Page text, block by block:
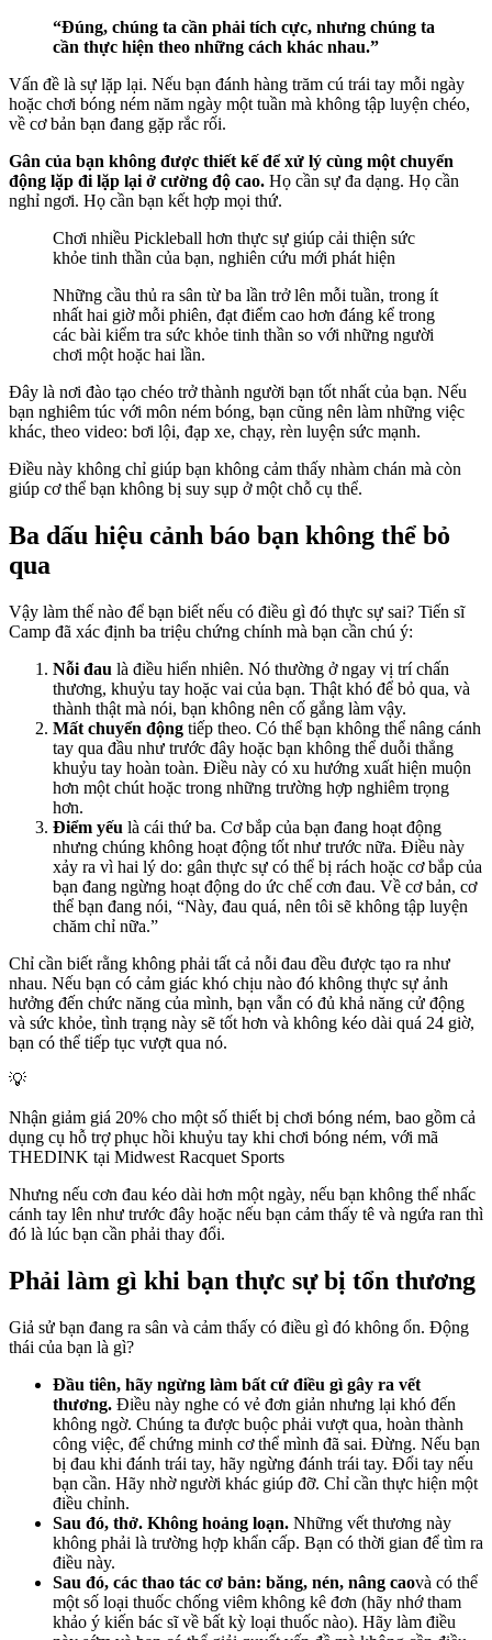
“Đúng, chúng ta cần phải tích cực, nhưng chúng ta
cần thực hiện theo những cách khác nhau.”
Vấn đề là sự lặp lại. Nếu bạn đánh hàng trăm cú trái tay mỗi ngày
hoặc chơi bóng ném năm ngày một tuần mà không tập luyện chéo,
về cơ bản bạn đang gặp rắc rối.
Gân của bạn không được thiết kế để xử lý cùng một chuyển
động lặp đi lặp lại ở cường độ cao. Họ cần sự đa dạng. Họ cần
nghỉ ngơi. Họ cần bạn kết hợp mọi thứ.
Chơi nhiều Pickleball hơn thực sự giúp cải thiện sức
khỏe tinh thần của bạn, nghiên cứu mới phát hiện
Những cầu thủ ra sân từ ba lần trở lên mỗi tuần, trong ít
nhất hai giờ mỗi phiên, đạt điểm cao hơn đáng kể trong
các bài kiểm tra sức khỏe tinh thần so với những người
chơi một hoặc hai lần.
Đây là nơi đào tạo chéo trở thành người bạn tốt nhất của bạn. Nếu
bạn nghiêm túc với môn ném bóng, bạn cũng nên làm những việc
khác, theo video: bơi lội, đạp xe, chạy, rèn luyện sức mạnh.
Điều này không chỉ giúp bạn không cảm thấy nhàm chán mà còn
giúp cơ thể bạn không bị suy sụp ở một chỗ cụ thể.
Ba dấu hiệu cảnh báo bạn không thể bỏ
qua
Vậy làm thế nào để bạn biết nếu có điều gì đó thực sự sai? Tiến sĩ
Camp đã xác định ba triệu chứng chính mà bạn cần chú ý:
Nỗi đau là điều hiển nhiên. Nó thường ở ngay vị trí chấn
thương, khuỷu tay hoặc vai của bạn. Thật khó để bỏ qua, và
thành thật mà nói, bạn không nên cố gắng làm vậy.
Mất chuyển động tiếp theo. Có thể bạn không thể nâng cánh
tay qua đầu như trước đây hoặc bạn không thể duỗi thẳng
khuỷu tay hoàn toàn. Điều này có xu hướng xuất hiện muộn
hơn một chút hoặc trong những trường hợp nghiêm trọng
hơn.
Điểm yếu là cái thứ ba. Cơ bắp của bạn đang hoạt động
nhưng chúng không hoạt động tốt như trước nữa. Điều này
xảy ra vì hai lý do: gân thực sự có thể bị rách hoặc cơ bắp của
bạn đang ngừng hoạt động do ức chế cơn đau. Về cơ bản, cơ
thể bạn đang nói, “Này, đau quá, nên tôi sẽ không tập luyện
chăm chỉ nữa.”
Chỉ cần biết rằng không phải tất cả nỗi đau đều được tạo ra như
nhau. Nếu bạn có cảm giác khó chịu nào đó không thực sự ảnh
hưởng đến chức năng của mình, bạn vẫn có đủ khả năng cử động
và sức khỏe, tình trạng này sẽ tốt hơn và không kéo dài quá 24 giờ,
bạn có thể tiếp tục vượt qua nó.
💡
Nhận giảm giá 20% cho một số thiết bị chơi bóng ném, bao gồm cả
dụng cụ hỗ trợ phục hồi khuỷu tay khi chơi bóng ném, với mã
THEDINK tại Midwest Racquet Sports
Nhưng nếu cơn đau kéo dài hơn một ngày, nếu bạn không thể nhấc
cánh tay lên như trước đây hoặc nếu bạn cảm thấy tê và ngứa ran thì
đó là lúc bạn cần phải thay đổi.
Phải làm gì khi bạn thực sự bị tổn thương
Giả sử bạn đang ra sân và cảm thấy có điều gì đó không ổn. Động
thái của bạn là gì?
Đầu tiên, hãy ngừng làm bất cứ điều gì gây ra vết
thương. Điều này nghe có vẻ đơn giản nhưng lại khó đến
không ngờ. Chúng ta được buộc phải vượt qua, hoàn thành
công việc, để chứng minh cơ thể mình đã sai. Đừng. Nếu bạn
bị đau khi đánh trái tay, hãy ngừng đánh trái tay. Đổi tay nếu
bạn cần. Hãy nhờ người khác giúp đỡ. Chỉ cần thực hiện một
điều chỉnh.
Sau đó, thở. Không hoảng loạn. Những vết thương này
không phải là trường hợp khẩn cấp. Bạn có thời gian để tìm ra
điều này.
Sau đó, các thao tác cơ bản: băng, nén, nâng caovà có thể
một số loại thuốc chống viêm không kê đơn (hãy nhớ tham
khảo ý kiến ​​bác sĩ về bất kỳ loại thuốc nào). Hãy làm điều